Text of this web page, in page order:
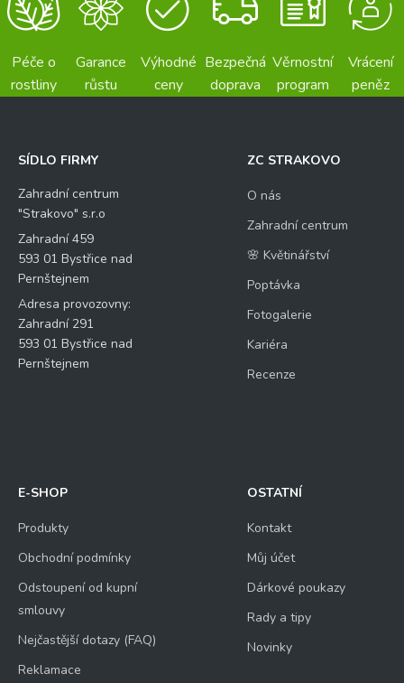
Péče o
rostliny
Garance
růstu
Výhodné
ceny
Bezpečná
doprava
Věrnostní
program
Vrácení
peněz
SÍDLO FIRMY
Zahradní centrum
"Strakovo" s.r.o
Zahradní 459
593 01 Bystřice nad
Pernštejnem
Adresa provozovny:
Zahradní 291
593 01 Bystřice nad
Pernštejnem
ZC STRAKOVO
O nás
Zahradní centrum
🌸 Květinářství
Poptávka
Fotogalerie
Kariéra
Recenze
E-SHOP
Produkty
Obchodní podmínky
Odstoupení od kupní
smlouvy
Nejčastější dotazy (FAQ)
Reklamace
OSTATNÍ
Kontakt
Můj účet
Dárkové poukazy
Rady a tipy
Novinky